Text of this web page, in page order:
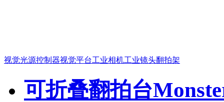
视觉光源控制器视觉平台工业相机工业镜头翻拍架
可折叠翻拍台